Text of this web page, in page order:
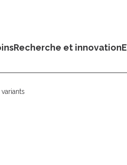
Recherche et innovation